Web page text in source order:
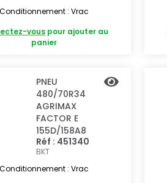
: Vrac
vous pour ajouter au
panier
PNEU
480/70R34
AGRIMAX
FACTOR E
155D/158A8
Réf : 451340
BKT
: Vrac